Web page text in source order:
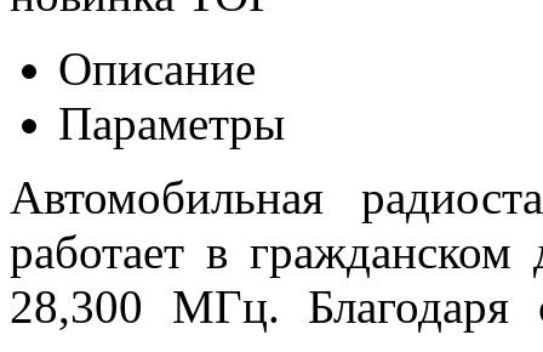
Описание
Параметры
Автомобильная
работает в гражданском
28,300 МГц. Благодаря